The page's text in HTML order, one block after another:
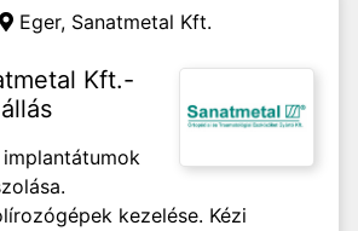
Eger, Sanatmetal Kft.
Kft.-
kezelése. Kézi